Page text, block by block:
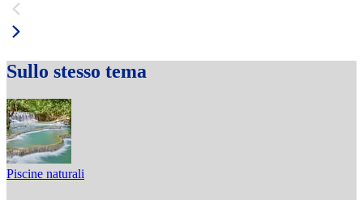
Sullo stesso tema
Piscine naturali